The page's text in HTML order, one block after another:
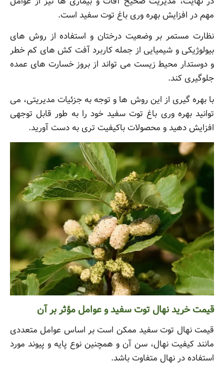
مهم در افزایش بهره وری باغ توت سفید است.
نظارت مستمر بر وضعیت درختان و استفاده از روش های
بیولوژیکی و شیمیایی از جمله کاربرد آفت کش های کم خطر
و دوستدار محیط زیست می تواند از بروز خسارت های عمده
جلوگیری کند.
با بهره گیری از این روش ها و توجه به جزئیات مدیریتی، می
توانید بهره وری باغ توت سفید خود را به طور قابل توجهی
افزایش دهید و محصولات باکیفیت تری به دست آورید.
قیمت خرید نهال توت سفید و عوامل مؤثر بر آن
قیمت نهال توت سفید ممکن است بر اساس عوامل متعددی
مانند کیفیت نهال، سن آن و همچنین نوع پایه و پیوند مورد
استفاده در نهال متفاوت باشد.